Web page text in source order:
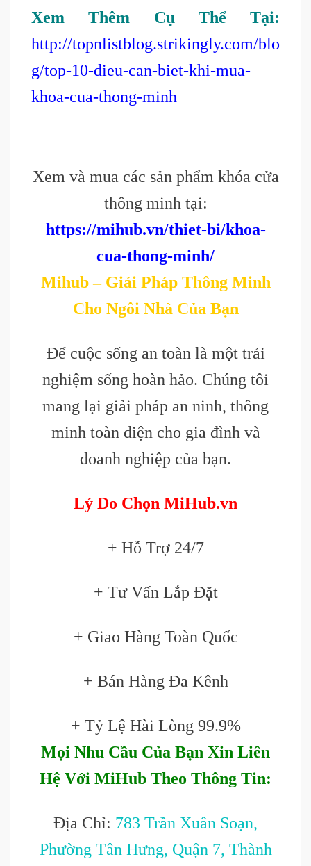
Xem Thêm Cụ Thể Tại:
http://topnlistblog.strikingly.com/blo
g/top-10-dieu-can-biet-khi-mua-
khoa-cua-thong-minh
Xem và mua các sản phẩm khóa cửa
thông minh tại:
https://mihub.vn/thiet-bi/khoa-
cua-thong-minh/
Mihub – Giải Pháp Thông Minh
Cho Ngôi Nhà Của Bạn
Để cuộc sống an toàn là một trải
nghiệm sống hoàn hảo. Chúng tôi
mang lại giải pháp an ninh, thông
minh toàn diện cho gia đình và
doanh nghiệp của bạn.
Lý Do Chọn MiHub.vn
+ Hỗ Trợ 24/7
+ Tư Vấn Lắp Đặt
+ Giao Hàng Toàn Quốc
+ Bán Hàng Đa Kênh
+ Tỷ Lệ Hài Lòng 99.9%
Mọi Nhu Cầu Của Bạn Xin Liên
Hệ Với MiHub Theo Thông Tin:
Địa Chỉ: 783 Trần Xuân Soạn,
Phường Tân Hưng, Quận 7, Thành